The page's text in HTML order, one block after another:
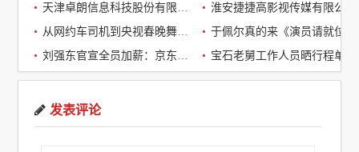
淮安捷捷高影视传媒有限公司
发表评论